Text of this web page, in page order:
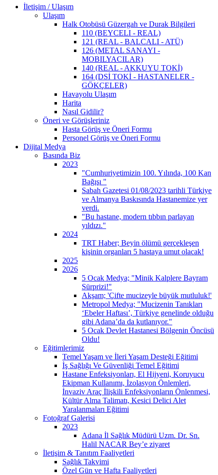
İletişim / Ulaşım
Ulaşım
Halk Otobüsü Güzergah ve Durak Bilgileri
110 (BEYCELI - REAL)
121 (REAL - BALCALI - ATÜ)
126 (METAL SANAYI -
MOBILYACILAR)
140 (REAL - AKKUYU TOKİ)
164 (DSİ TOKİ - HASTANELER -
GÖKÇELER)
Havayolu Ulaşım
Harita
Nasıl Gidilir?
Öneri ve Görüşleriniz
Hasta Görüş ve Öneri Formu
Personel Görüş ve Öneri Formu
Dijital Medya
Basında Biz
2023
"Cumhuriyetimizin 100. Yılında, 100 Kan
Bağışı "
Sabah Gazetesi 01/08/2023 tarihli Türkiye
ve Almanya Baskısında Hastanemize yer
verdi.
"Bu hastane, modern tıbbın parlayan
yıldızı."
2024
TRT Haber; Beyin ölümü gerçekleşen
kişinin organları 5 hastaya umut olacak!
2025
2026
5 Ocak Medya; "Minik Kalplere Bayram
Sürprizi!"
Akşam; 'Çifte mucizeyle büyük mutluluk!'
Metropol Medya; "Mucizenin Tanıkları
‘Ebeler Haftası’, Türkiye genelinde olduğu
gibi Adana’da da kutlanıyor."
5 Ocak Devlet Hastanesi Bölgenin Öncüsü
Oldu!
Eğitimlerimiz
Temel Yaşam ve İleri Yaşam Desteği Eğitimi
İş Sağlığı Ve Güvenliği Temel Eğitimi
Hastane Enfeksiyonları, El Hijyeni, Koruyucu
Ekipman Kullanımı, İzolasyon Önlemleri,
İnvaziv Araç İlişkili Enfeksiyonların Önlenmesi,
Kültür Alma Talimatı, Kesici Delici Alet
Yaralanmaları Eğitimi
Fotoğraf Galerisi
2023
Adana İl Sağlık Müdürü Uzm. Dr. Sn.
Halil NACAR Bey’e ziyaret
İletişim & Tanıtım Faaliyetleri
Sağlık Takvimi
Özel Gün ve Hafta Faaliyetleri